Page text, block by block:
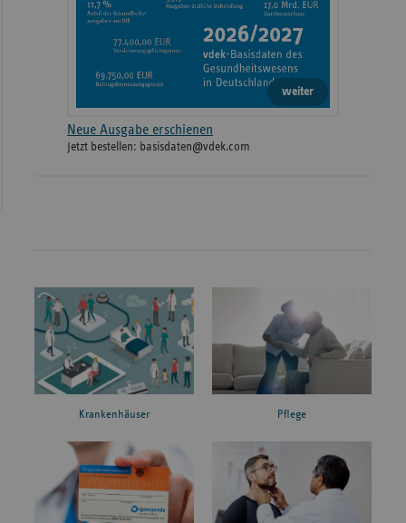
weiter
Neue Ausgabe erschienen
Jetzt bestellen: basisdaten@vdek.com
Krankenhäuser Pflege